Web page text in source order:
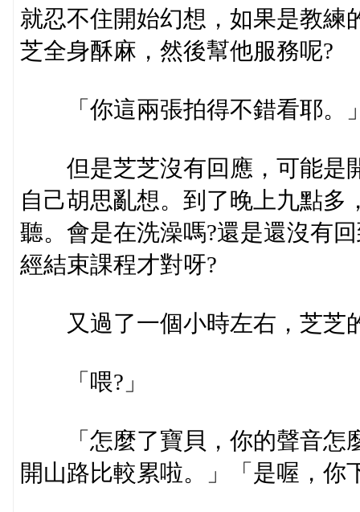
就忍不住開始幻想，如果是教練
芝全身酥麻，然後幫他服務呢?
「你這兩張拍得不錯看耶。
但是芝芝沒有回應，可能是
自己胡思亂想。到了晚上九點
聽。會是在洗澡嗎?還是還沒有
經結束課程才對呀?
又過了一個小時左右，芝芝
「喂?」
「怎麼了寶貝，你的聲音怎
開山路比較累啦。」「是喔，你